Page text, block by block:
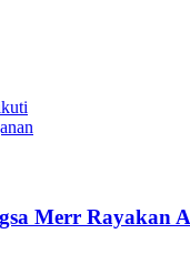
Merr Rayakan